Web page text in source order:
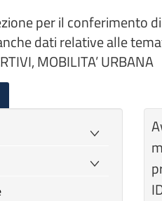
per il conferimento
dati relative alle
MOBILITA’ URBANA